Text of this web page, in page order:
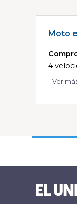
Moto
4
Ver